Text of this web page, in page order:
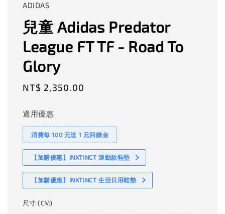
ADIDAS
兒童 Adidas Predator
League FT TF - Road To
Glory
Regular
NT$ 2,350.00
適用優惠
消費每 100 元送 1 元回饋金
【加購優惠】INXTINCT 運動款鞋墊
【加購優惠】INXTINCT 生活日用鞋墊
尺寸 (CM)